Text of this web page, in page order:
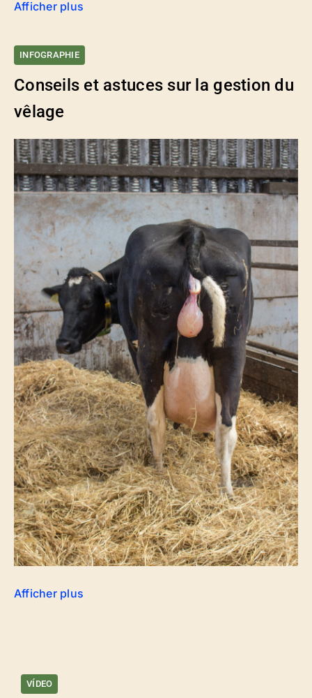
Afficher plus
INFOGRAPHIE
Conseils et astuces sur la gestion du
vêlage
Afficher plus
VÍDEO